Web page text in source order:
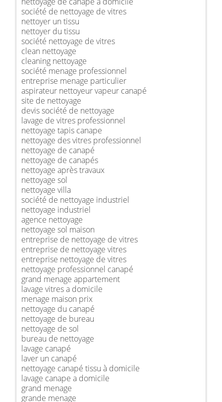
société de nettoyage de vitres
nettoyer un tissu
nettoyer du tissu
société nettoyage de vitres
clean nettoyage
cleaning nettoyage
société menage professionnel
entreprise menage particulier
aspirateur nettoyeur vapeur canapé
site de nettoyage
devis société de nettoyage
lavage de vitres professionnel
nettoyage tapis canape
nettoyage des vitres professionnel
nettoyage de canapé
nettoyage de canapés
nettoyage après travaux
nettoyage sol
nettoyage villa
société de nettoyage industriel
nettoyage industriel
agence nettoyage
nettoyage sol maison
entreprise de nettoyage de vitres
entreprise de nettoyage vitres
entreprise nettoyage de vitres
nettoyage professionnel canapé
grand menage appartement
lavage vitres a domicile
menage maison prix
nettoyage du canapé
nettoyage de bureau
nettoyage de sol
bureau de nettoyage
lavage canapé
laver un canapé
nettoyage canapé tissu à domicile
lavage canape a domicile
grand menage
grande menage